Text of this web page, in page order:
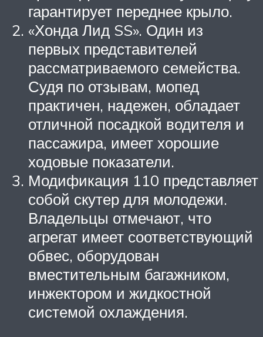
гарантирует переднее крыло.
«Хонда Лид SS». Один из
первых представителей
рассматриваемого семейства.
Судя по отзывам, мопед
практичен, надежен, обладает
отличной посадкой водителя и
пассажира, имеет хорошие
ходовые показатели.
Модификация 110 представляет
собой скутер для молодежи.
Владельцы отмечают, что
агрегат имеет соответствующий
обвес, оборудован
вместительным багажником,
инжектором и жидкостной
системой охлаждения.